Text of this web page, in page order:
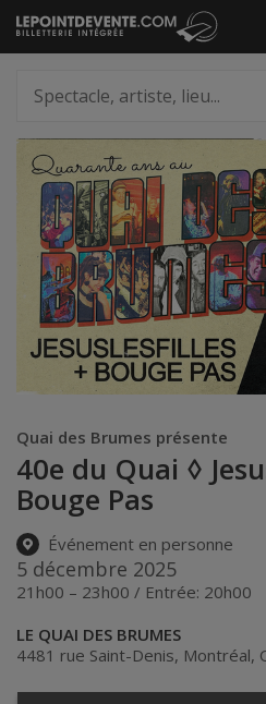
Passer
au
artiste,
lieu...
Quai des Brumes présente
40e du Quai ◊
Bouge Pas
Événement en personne
5 décembre 2025
21h00 – 23h00 / Entrée: 20h00
LE QUAI DES BRUMES
4481 rue Saint-Denis, Montréal,